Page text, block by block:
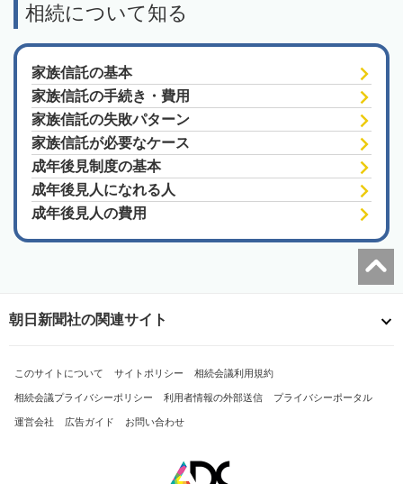
相続について知る
家族信託の基本
家族信託の手続き・費用
家族信託の失敗パターン
家族信託が必要なケース
成年後見制度の基本
成年後見人になれる人
成年後見人の費用
朝日新聞社の関連サイト
このサイトについて サイトポリシー 相続会議利用規約
相続会議プライバシーポリシー 利用者情報の外部送信 プライバシーポータル
運営会社 広告ガイド お問い合わせ